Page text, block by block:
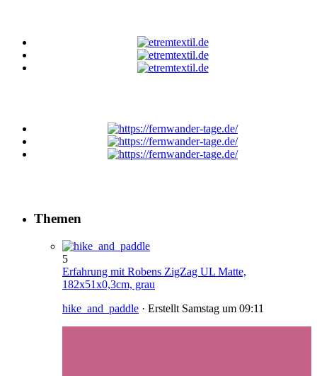
Themen
5
Erfahrung mit Robens ZigZag UL Matte,
182x51x0,3cm, grau
hike_and_paddle · Erstellt Samstag um 09:11